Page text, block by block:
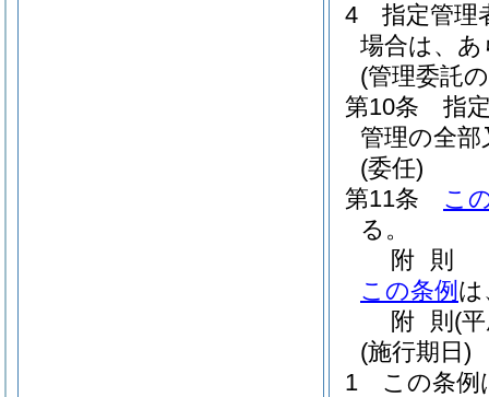
4
指定管理
場合は、
(管理委託
第10条
指
管理の全
(委任)
第11条
こ
る。
附 則
この条例 は
附 則 (
(施行期日)
1
この条例